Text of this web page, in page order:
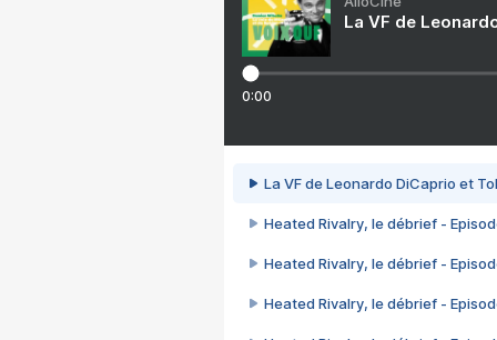
La VF de
0:00
La VF de Leonardo DiCaprio et
Heated Rivalry, le débrief -
Heated Rivalry, le débrief -
Heated Rivalry, le débrief -